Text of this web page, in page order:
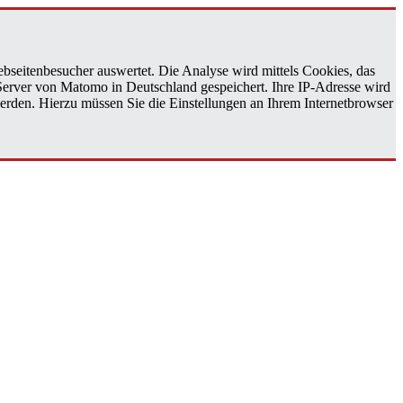
auswertet. Die Analyse wird mittels Cookies, das
von Matomo in Deutschland gespeichert. Ihre IP-Adresse wird
Hierzu müssen Sie die Einstellungen an Ihrem Internetbrowser